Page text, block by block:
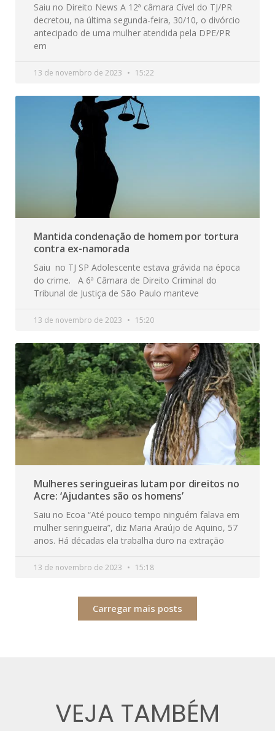
Saiu no Direito News A 12ª câmara Cível do TJ/PR
decretou, na última segunda-feira, 30/10, o divórcio
antecipado de uma mulher atendida pela DPE/PR
em
13 de novembro de 2023 15:22
Mantida condenação de homem por tortura
contra ex-namorada
Saiu no TJ SP Adolescente estava grávida na época
do crime. A 6ª Câmara de Direito Criminal do
Tribunal de Justiça de São Paulo manteve
13 de novembro de 2023 15:20
Mulheres seringueiras lutam por direitos no
Acre: ‘Ajudantes são os homens’
Saiu no Ecoa “Até pouco tempo ninguém falava em
mulher seringueira”, diz Maria Araújo de Aquino, 57
anos. Há décadas ela trabalha duro na extração
13 de novembro de 2023 15:18
Carregar mais posts
VEJA TAMBÉM